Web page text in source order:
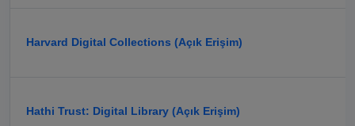
Harvard Digital Collections (Açık Erişim)
Hathi Trust: Digital Library (Açık Erişim)